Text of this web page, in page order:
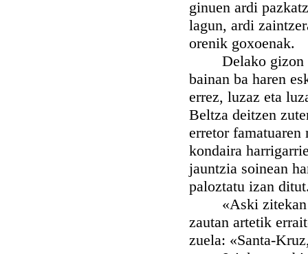
ginuen ardi
lagun, ardi
orenik goxoenak.
Delako gizon
bainan ba haren
errez, luzaz eta
Beltza deitzen
erretor famatuaren
kondaira
jauntzia soinean
paloztatu izan
«Aski zitekan
zautan artetik
zuela: «Santa-